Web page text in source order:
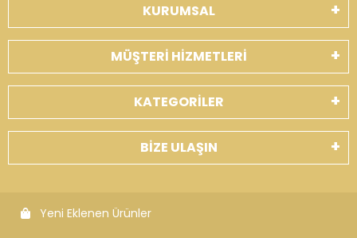
KURUMSAL
MÜŞTERİ HİZMETLERİ
KATEGORİLER
BİZE ULAŞIN
Yeni Eklenen Ürünler